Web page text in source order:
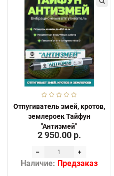
Отпугиватель змей, кротов,
землероек Тайфун
"Антизмей"
2 950.00 р.
Наличие: Предзаказ